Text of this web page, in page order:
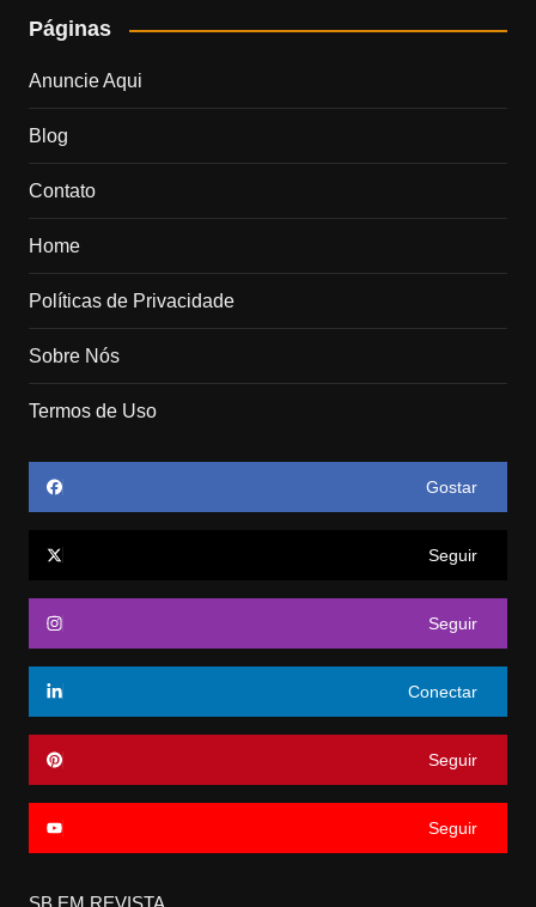
Páginas
Anuncie Aqui
Blog
Contato
Home
Políticas de Privacidade
Sobre Nós
Termos de Uso
Gostar
Seguir
Seguir
Conectar
Seguir
Seguir